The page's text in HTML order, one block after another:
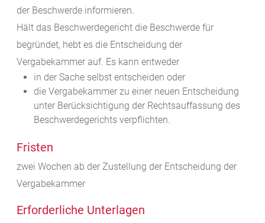
der Beschwerde informieren.
Hält das Beschwerdegericht die Beschwerde für
begründet, hebt es die Entscheidung der
Vergabekammer auf. Es kann entweder
in der Sache selbst entscheiden oder
die Vergabekammer zu einer neuen Entscheidung
unter Berücksichtigung der Rechtsauffassung des
Beschwerdegerichts verpflichten.
Fristen
zwei Wochen ab der Zustellung der Entscheidung der
Vergabekammer
Erforderliche Unterlagen